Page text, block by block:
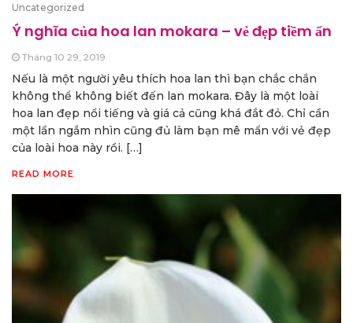
Uncategorized
Ý nghĩa của hoa lan mokara – vẻ đẹp tiềm ẩn
Tháng 10 29, 2019
Nếu là một người yêu thích hoa lan thì bạn chắc chắn
không thể không biết đến lan mokara. Đây là một loài
hoa lan đẹp nổi tiếng và giá cả cũng khá đắt đỏ. Chỉ cần
một lần ngắm nhìn cũng đủ làm bạn mê mẩn với vẻ đẹp
của loài hoa này rồi. […]
READ MORE